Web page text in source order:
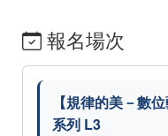
報名場次
【規律的美－數
系列 L3